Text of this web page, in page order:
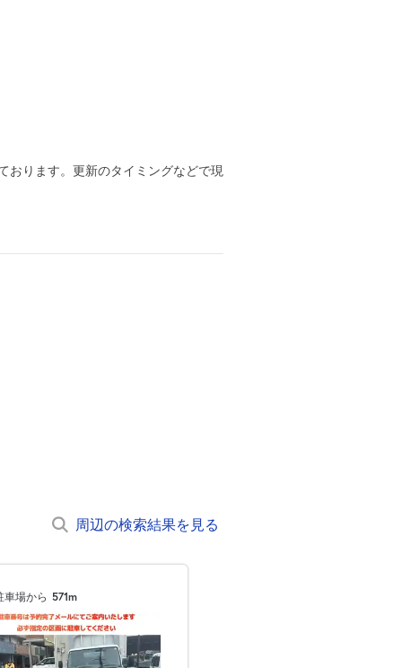
おります。更新のタイミングなどで現
周辺の検索結果を見る
車場から 571m